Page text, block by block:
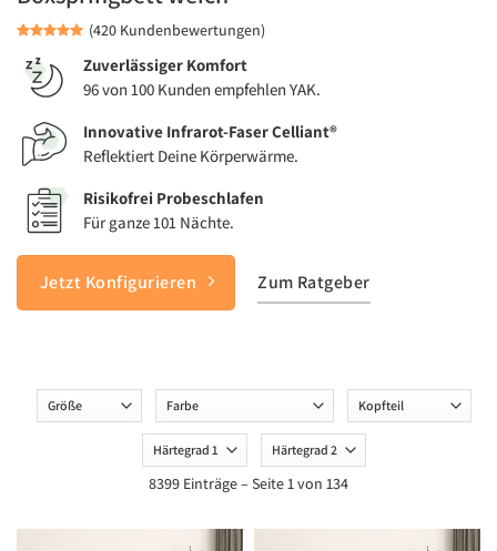
(420 Kundenbewertungen)
Zuverlässiger Komfort
96 von 100 Kunden empfehlen YAK.
Innovative Infrarot-Faser Celliant®
Reflektiert Deine Körperwärme.
Risikofrei Probeschlafen
Für ganze 101 Nächte.
Jetzt Konfigurieren Zum Ratgeber
Groesse Farbe Kopfteil
Haertegrad
1
Haertegrad
2
8399 Einträge – Seite 1 von 134